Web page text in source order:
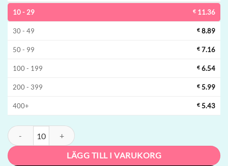
10 - 29 € 11.36
30 - 49 € 8.89
50 - 99 € 7.16
100 - 199 € 6.54
200 - 399 € 5.99
400+ € 5.43
Bang Legend 150K 6-in-1 Engångsvape | 150000 puffar, 6 smaker,
LÄGG TILL I VARUKORG